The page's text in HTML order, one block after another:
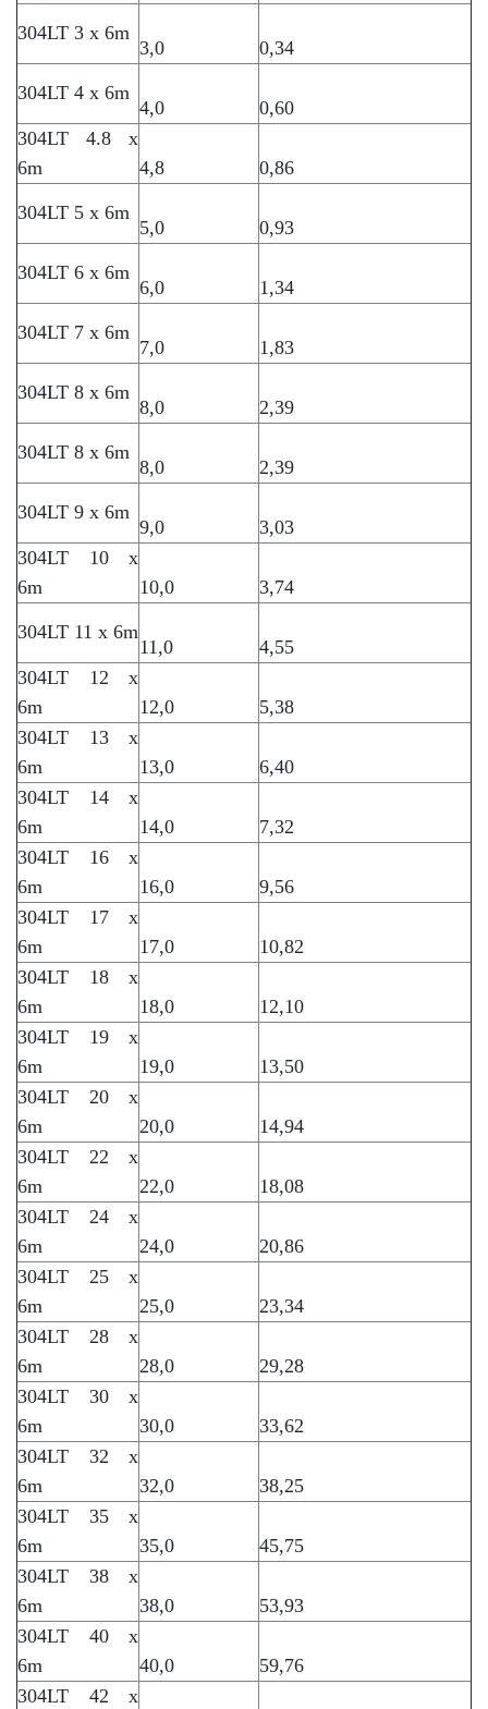
304LT 3 x 6m
3,0 0,34
304LT 4 x 6m
4,0
0,60
304LT 4.8 x
6m
4,8 0,86
304LT 5 x 6m
5,0 0,93
304LT 6 x 6m
6,0 1,34
304LT 7 x 6m
7,0 1,83
304LT 8 x 6m
8,0 2,39
304LT 8 x 6m
8,0 2,39
304LT 9 x 6m
9,0
3,03
304LT 10 x
6m
10,0 3,74
304LT 11 x 6m
11,0
4,55
304LT 12 x
6m
12,0
5,38
304LT 13 x
6m
13,0
6,40
304LT 14 x
6m
14,0
7,32
304LT 16 x
6m
16,0
9,56
304LT 17 x
6m
17,0
10,82
304LT 18 x
6m
18,0
12,10
304LT 19 x
6m
19,0
13,50
304LT 20 x
6m
20,0
14,94
304LT 22 x
6m
22,0
18,08
304LT 24 x
6m
24,0
20,86
304LT 25 x
6m
25,0
23,34
304LT 28 x
6m
28,0
29,28
304LT 30 x
6m
30,0
33,62
304LT 32 x
6m
32,0
38,25
304LT 35 x
6m
35,0
45,75
304LT 38 x
6m
38,0
53,93
304LT 40 x
6m
40,0
59,76
304LT 42 x